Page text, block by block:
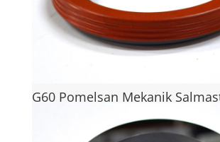
G60 Pomelsan Mekanik